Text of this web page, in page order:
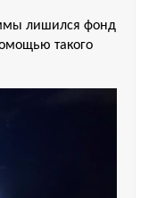
лишился фонд
такого